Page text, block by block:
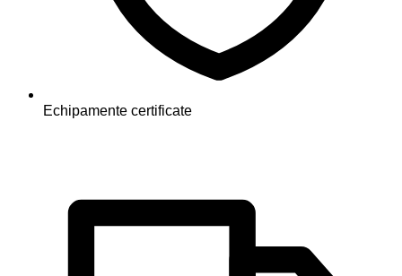
Echipamente certificate